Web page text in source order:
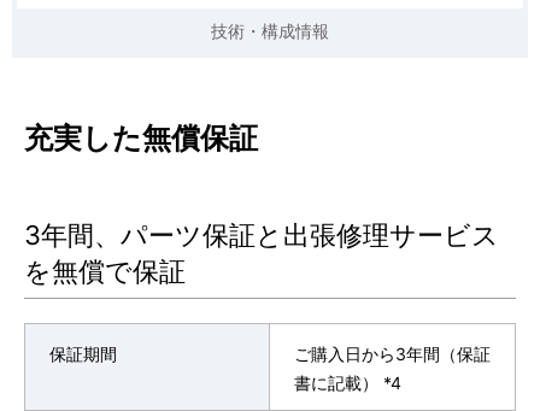
し
い
ま
シ
ン
技術・構成情報
充実した無償保証
3年間、パーツ保証と出張修理サービス
を無償で保証
保証期間
ご購入日から3年間（保証
書に記載） *4